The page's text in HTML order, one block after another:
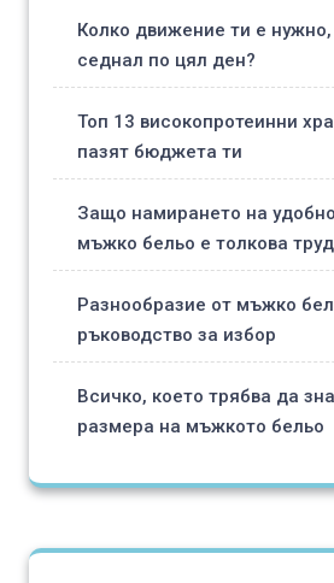
Колко движение ти е
седнал по цял ден?
Топ 13 високопротеинни
пазят бюджета ти
Защо намирането на
мъжко бельо е толкова
Разнообразие от мъжко
ръководство за избор
Всичко, което трябва да
размера на мъжкото бельо